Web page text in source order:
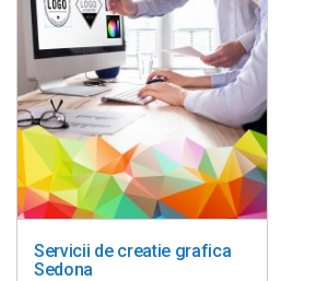
Servicii de creatie grafica
Sedona